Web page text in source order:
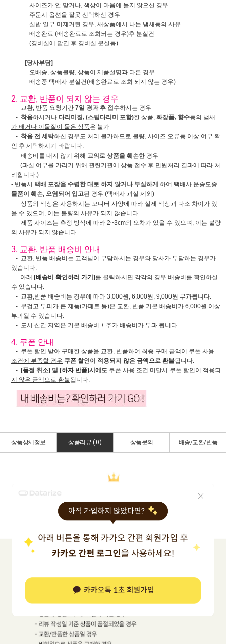
사이즈가 안 맞거나, 색상이 마음에 들지 않으신 경우
주문시 옵션을 잘못 선택하신 경우
실밥 일부 미제거된 경우, 새상품에서 나는 냄새등의 사유
배송완료 (배송완료로 조회되는 경우)후 분실건
(경비실에 맡긴 후 경비실 분실등)
[당사부담]
오배송, 상품불량, 상품이 제품설명과 다른 경우
배송중 택배사 분실건(배송완료로 조회 되지 않는 경우)
2. 교환, 반품이 되지 않는 경우
- 교환, 반품 요청기간 7일 경과 후 접수하시는 경우
- 착용하시거나 다리미질, (스팀다리미 포함)한 상품, 화장품, 향수등의 냄새
가 배거나 이물질이 뭍은 상품은 불가
- 착용 전 세탁하신 경우도 처리 불가하므로 불량, 사이즈 오류등 이상 여부 확
인 후 세탁하시기 바랍니다.
- 배송비를 내지 않기 위해 고의로 상품을 훼손한 경우
(과실 여부를 가리기 위해 관련기관에 상품 접수 후 민원처리 결과에 따라 처
리합니다.)
- 반품시 택배 포장을 수령한 대로 하지 않거나 부실하게 하여 택배사 운송도중
물품이 훼손, 오염되어 입고된 경우 (택배사 과실 제외)
- 상품의 색상은 사용하시는 모니터 사양에 따라 실제 색상과 다소 차이가 있
을 수 있으며, 이는 불량의 사유가 되지 않습니다.
- 제품 사이즈는 측정 방식에 따라 2~3cm의 오차가 있을 수 있으며, 이는 불량
의 사유가 되지 않습니다.
3. 교환, 반품 배송비 안내
- 교환, 반품 배송비는 고객님이 부담하시는 경우와 당사가 부담하는 경우가
있습니다.
아래 [배송비 확인하러 가기] 를 클릭하시면 각각의 경우 배송비를 확인하실
수 있습니다.
- 교환,반품 배송비는 경우에 따라 3,000원, 6,000원, 9,000원 부과됩니다.
- 무겁고 부피가 큰 제품(카페트 등)은 교환, 반품 기본 배송비가 6,000원 이상
부과될 수 있습니다.
- 도서 산간 지역은 기본 배송비 + 추가 배송비가 부과 됩니다.
4. 쿠폰 안내
- 쿠폰 할인 받아 구매한 상품을 교환, 반품하여 최종 구매 금액이 쿠폰 사용
조건에 부족할 경우 쿠폰 할인이 적용되지 않은 금액으로 환불됩니다.
- [품절 취소] 및 [하자 반품]시에도 쿠폰 사용 조건 미달시 쿠폰 할인이 적용되
지 않은 금액으로 환불됩니다.
상품상세정보 상품리뷰 ( 0) 상품문의 배송/교환/반품